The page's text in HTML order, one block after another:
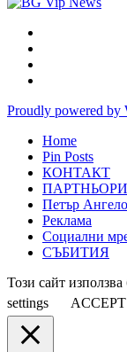
Proudly powered by
Home
Pin Posts
КОНТАКТ
ПАРТНЬОРИ
Петър
Реклама
Социални
СЪБИТИЯ
Този сайт
settings
ACCEPT